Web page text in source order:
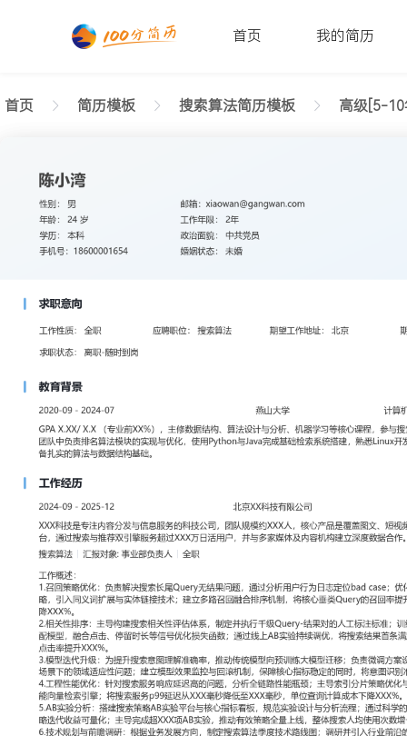
首页 我的简历
首页 简历模板 搜索算法简历模板 高级[5-
正在查看高级搜索算法简洁简历模板文字版
性别: 男年龄: 26 学历: 本科婚姻状态: 未婚 工作年限: 4年
政治面貌: 党
邮箱: xiaowan@gangwan.com
求职意向
工作性质: 全职应聘职位: 搜索算法期望工作地址: 北京期望薪资:
求职状态: 离职-随时到岗
工作经历
2024-09 -2025-12
XXX科技是专注内容分发与信息服务的科技公司，团队规模约XXX
文、短视频、直播的综合性内容平台，通过搜索与推荐双引擎服务
并与多家媒体及内容机构建立深度数据合作。
搜索算法汇报对象：部门总监
工作概述：
1.召回策略优化：负责解决搜索长尾Query无结果问题，通过分析用